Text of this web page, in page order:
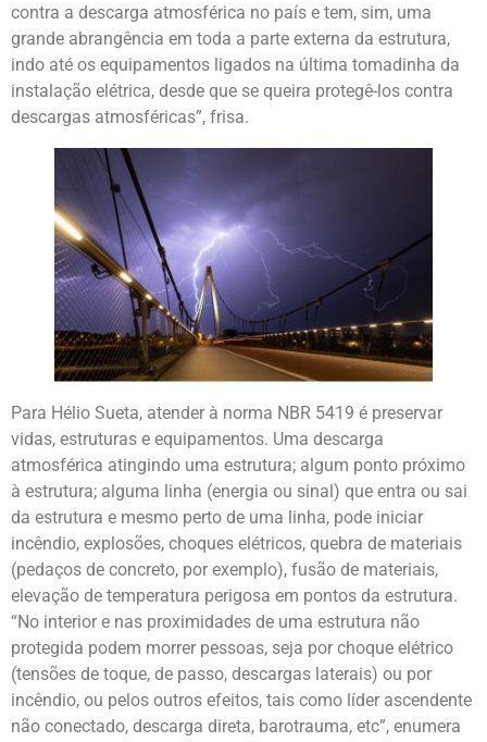
contra a descarga atmosférica no país e tem, sim, uma
grande abrangência em toda a parte externa da estrutura,
indo até os equipamentos ligados na última tomadinha da
instalação elétrica, desde que se queira protegê-los contra
descargas atmosféricas”, frisa.
Para Hélio Sueta, atender à norma NBR 5419 é preservar
vidas, estruturas e equipamentos. Uma descarga
atmosférica atingindo uma estrutura; algum ponto próximo
à estrutura; alguma linha (energia ou sinal) que entra ou sai
da estrutura e mesmo perto de uma linha, pode iniciar
incêndio, explosões, choques elétricos, quebra de materiais
(pedaços de concreto, por exemplo), fusão de materiais,
elevação de temperatura perigosa em pontos da estrutura.
“No interior e nas proximidades de uma estrutura não
protegida podem morrer pessoas, seja por choque elétrico
(tensões de toque, de passo, descargas laterais) ou por
incêndio, ou pelos outros efeitos, tais como líder ascendente
não conectado, descarga direta, barotrauma, etc”, enumera